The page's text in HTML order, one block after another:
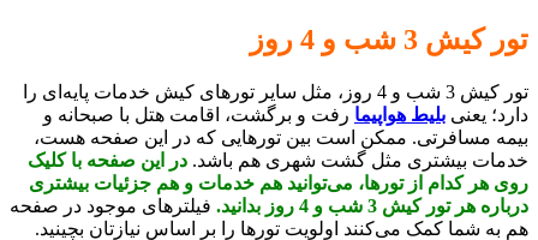
تور کیش 3 شب و 4 روز
تور کیش 3 شب و 4 روز، مثل سایر تورهای کیش خدمات پایه‌ای را
دارد؛ یعنی بلیط هواپیما رفت و برگشت، اقامت هتل با صبحانه و
بیمه مسافرتی. ممکن است بین تورهایی که در این صفحه هست،
خدمات بیشتری مثل گشت شهری هم باشد. در این صفحه با کلیک
روی هر کدام از تورها، می‌توانید هم خدمات و هم جزئیات بیشتری
درباره هر تور کیش 3 شب و 4 روز بدانید.
فیلترهای موجود در صفحه
هم به شما کمک می‌کنند اولویت تورها را بر اساس نیازتان بچینید.